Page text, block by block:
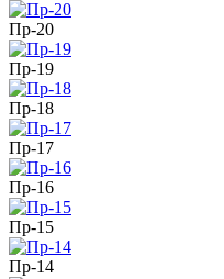
Пр-20
Пр-19
Пр-18
Пр-17
Пр-16
Пр-15
Пр-14